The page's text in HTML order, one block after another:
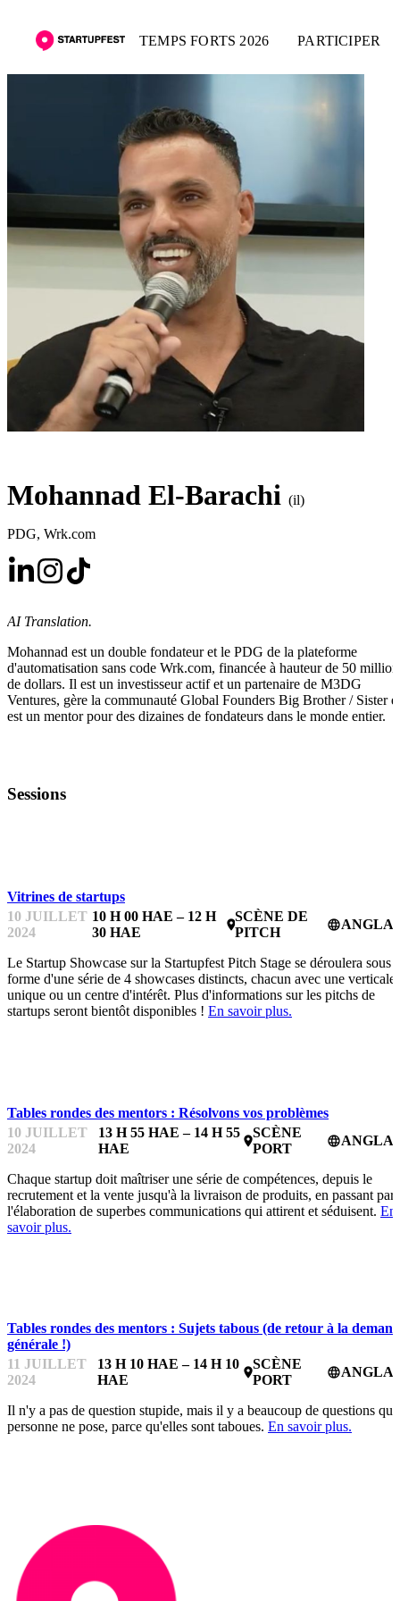
TEMPS FORTS 2026 PARTICIPER
Mohannad El-Barachi (il)
PDG, Wrk.com
AI Translation.
Mohannad est un double fondateur et le PDG de la plateforme
d'automatisation sans code Wrk.com, financée à hauteur de 50
de dollars. Il est un investisseur actif et un partenaire de M3DG
Ventures, gère la communauté Global Founders Big Brother / Sister et
est un mentor pour des dizaines de fondateurs dans le monde entier.
Sessions
Vitrines de startups
10 JUILLET
2024
10 H 00 HAE – 12 H
30 HAE
place
SCÈNE DE
PITCH
language
Le Startup Showcase sur la Startupfest Pitch Stage se déroulera sous
forme d'une série de 4 showcases distincts, chacun avec une verticale
unique ou un centre d'intérêt. Plus d'informations sur les pitchs de
startups seront bientôt disponibles ! En savoir plus.
Tables rondes des mentors : Résolvons vos problèmes
10 JUILLET
2024
13 H 55 HAE – 14 H 55
HAE
place
SCÈNE
PORT
language
Chaque startup doit maîtriser une série de compétences, depuis le
recrutement et la vente jusqu'à la livraison de produits, en passant par
l'élaboration de superbes communications qui attirent et séduisent. En
savoir plus.
Tables rondes des mentors : Sujets tabous (de retour à la
générale !)
11 JUILLET
2024
13 H 10 HAE – 14 H 10
HAE
place
SCÈNE
PORT
language
Il n'y a pas de question stupide, mais il y a beaucoup de questions que
personne ne pose, parce qu'elles sont taboues. En savoir plus.